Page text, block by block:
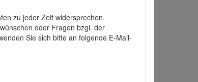
zu jeder Zeit widersprechen.
oder Fragen bzgl. der
Sie sich bitte an folgende E-Mail-